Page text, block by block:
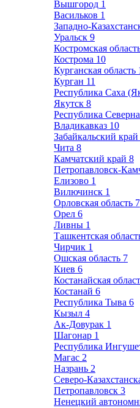
Вышгород 1
Васильков 1
Западно-
Уральск 9
Костромская
Кострома 10
Курганская область
Курган 11
Республика Саха
Якутск 8
Республика
Владикавказ 10
Забайкальский край
Чита 8
Камчатский край 8
Петропавловск-
Елизово 1
Вилючинск 1
Орловская область 7
Орел 6
Ливны 1
Ташкентская
Чирчик 1
Ошская область 7
Киев 6
Костанайская
Костанай 6
Республика Тыва 6
Кызыл 4
Ак-Довурак 1
Шагонар 1
Республика
Магас 2
Назрань 2
Северо-
Петропавловск 3
Ненецкий